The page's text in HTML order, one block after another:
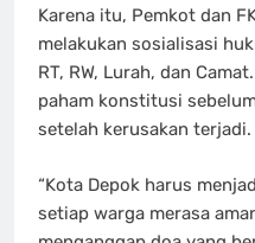
Karena itu, Pemkot dan
melakukan sosialisasi
RT, RW, Lurah, dan
paham konstitusi
setelah kerusakan terjadi.
“Kota Depok harus
setiap warga merasa